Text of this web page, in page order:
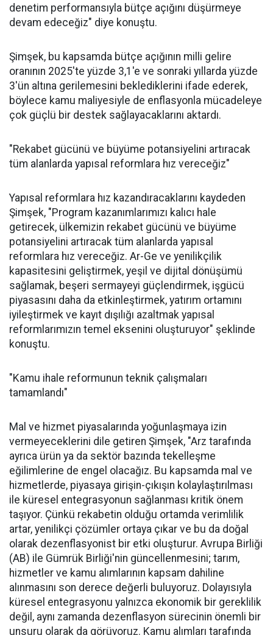
denetim performansıyla bütçe açığını düşürmeye
devam edeceğiz" diye konuştu.
Şimşek, bu kapsamda bütçe açığının milli gelire
oranının 2025'te yüzde 3,1'e ve sonraki yıllarda yüzde
3'ün altına gerilemesini beklediklerini ifade ederek,
böylece kamu maliyesiyle de enflasyonla mücadeleye
çok güçlü bir destek sağlayacaklarını aktardı.
"Rekabet gücünü ve büyüme potansiyelini artıracak
tüm alanlarda yapısal reformlara hız vereceğiz"
Yapısal reformlara hız kazandıracaklarını kaydeden
Şimşek, "Program kazanımlarımızı kalıcı hale
getirecek, ülkemizin rekabet gücünü ve büyüme
potansiyelini artıracak tüm alanlarda yapısal
reformlara hız vereceğiz. Ar-Ge ve yenilikçilik
kapasitesini geliştirmek, yeşil ve dijital dönüşümü
sağlamak, beşeri sermayeyi güçlendirmek, işgücü
piyasasını daha da etkinleştirmek, yatırım ortamını
iyileştirmek ve kayıt dışılığı azaltmak yapısal
reformlarımızın temel eksenini oluşturuyor" şeklinde
konuştu.
"Kamu ihale reformunun teknik çalışmaları
tamamlandı"
Mal ve hizmet piyasalarında yoğunlaşmaya izin
vermeyeceklerini dile getiren Şimşek, "Arz tarafında
ayrıca ürün ya da sektör bazında tekelleşme
eğilimlerine de engel olacağız. Bu kapsamda mal ve
hizmetlerde, piyasaya girişin-çıkışın kolaylaştırılması
ile küresel entegrasyonun sağlanması kritik önem
taşıyor. Çünkü rekabetin olduğu ortamda verimlilik
artar, yenilikçi çözümler ortaya çıkar ve bu da doğal
olarak dezenflasyonist bir etki oluşturur. Avrupa Birliği
(AB) ile Gümrük Birliği'nin güncellenmesini; tarım,
hizmetler ve kamu alımlarının kapsam dahiline
alınmasını son derece değerli buluyoruz. Dolayısıyla
küresel entegrasyonu yalnızca ekonomik bir gereklilik
değil, aynı zamanda dezenflasyon sürecinin önemli bir
unsuru olarak da görüyoruz. Kamu alımları tarafında